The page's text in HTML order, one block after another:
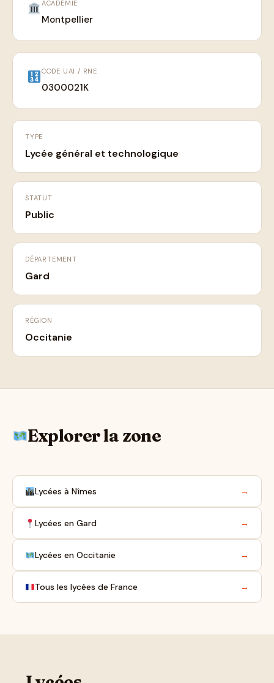
ACADÉMIE
Montpellier
CODE UAI / RNE
0300021K
TYPE
Lycée général et technologique
STATUT
Public
DÉPARTEMENT
Gard
RÉGION
Occitanie
Explorer la zone
Lycées à Nîmes →
Lycées en Gard →
Lycées en Occitanie →
Tous les lycées de France →